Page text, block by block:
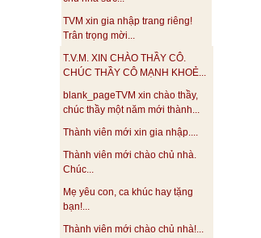
TVM xin gia nhập trang riêng!
Trân trọng mời...
T.V.M. XIN CHÀO THẦY CÔ.
CHÚC THẦY CÔ MẠNH KHOẺ...
blank_pageTVM xin chào thầy,
chúc thầy một năm mới thành...
Thành viên mới xin gia nhập....
Thành viên mới chào chủ nhà.
Chúc...
Mẹ yêu con, ca khúc hay tặng
bạn!...
Thành viên mới chào chủ nhà!...